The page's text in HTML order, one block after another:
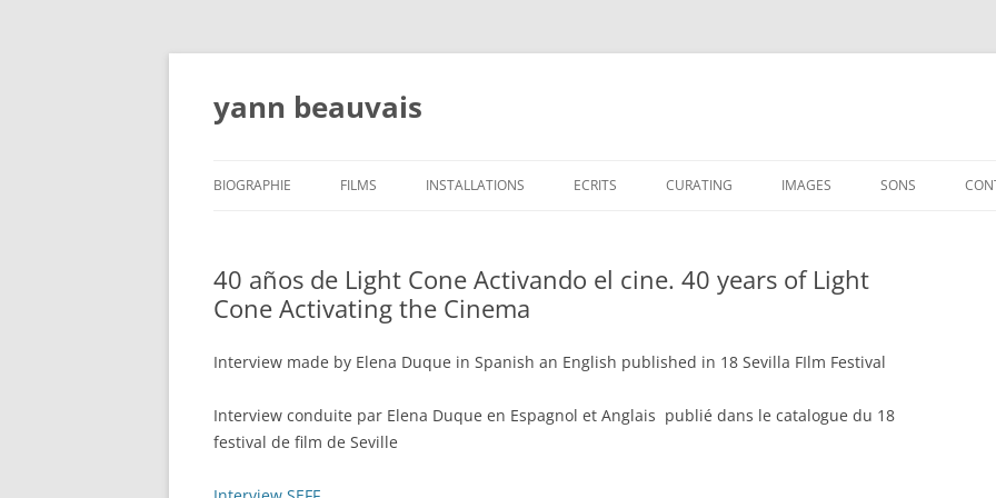
Aller
yann beauvais
BIOGRAPHIE
LECTURES, TEACHING
EXPOSITIONS/EXHIBITIONS/MOSTRAS
FILMS INSTALLATIONS ECRITS
INTERVIEWS
SUR YANN BEAUVAIS
CURATING
SHOWS
IMAGES SONS
40 años de Light Cone Activando el cine. 40 years of Light
Cone Activating the Cinema
Interview made by Elena Duque in Spanish an English published in 18 Sevilla FIlm Festival
Interview conduite par Elena Duque en Espagnol et Anglais publié dans le catalogue du 18
festival de film de Seville